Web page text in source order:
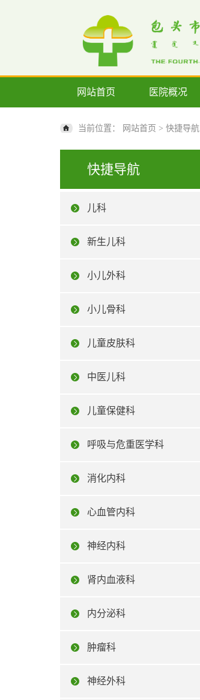
网站首页 医院概况
当前位置： 网站首页 > 快捷导航
快捷导航
儿科
新生儿科
小儿外科
小儿骨科
儿童皮肤科
中医儿科
儿童保健科
呼吸与危重医学科
消化内科
心血管内科
神经内科
肾内血液科
内分泌科
肿瘤科
神经外科